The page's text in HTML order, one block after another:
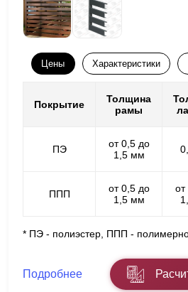
Цены Характеристики
Покрытие
Толщина
рамы
ПЭ
от 0,5 до
1,5 мм
ППП
от 0,5 до
1,5 мм
от
* ПЭ - полиэстер, ППП -
Подробнее